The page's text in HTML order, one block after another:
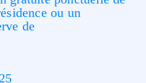
ou un
de